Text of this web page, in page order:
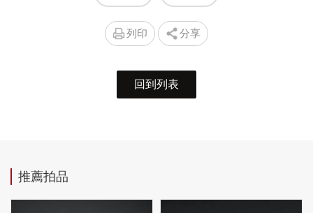
列印 分享
回到列表
推薦拍品